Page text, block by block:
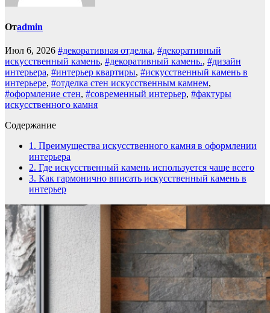
Отadmin
Июл 6, 2026 #декоративная отделка, #декоративный
искусственный камень, #декоративный камень., #дизайн
интерьера, #интерьер квартиры, #искусственный камень в
интерьере, #отделка стен искусственным камнем,
#оформление стен, #современный интерьер, #фактуры
искусственного камня
Содержание
1. Преимущества искусственного камня в оформлении
интерьера
2. Где искусственный камень используется чаще всего
3. Как гармонично вписать искусственный камень в
интерьер